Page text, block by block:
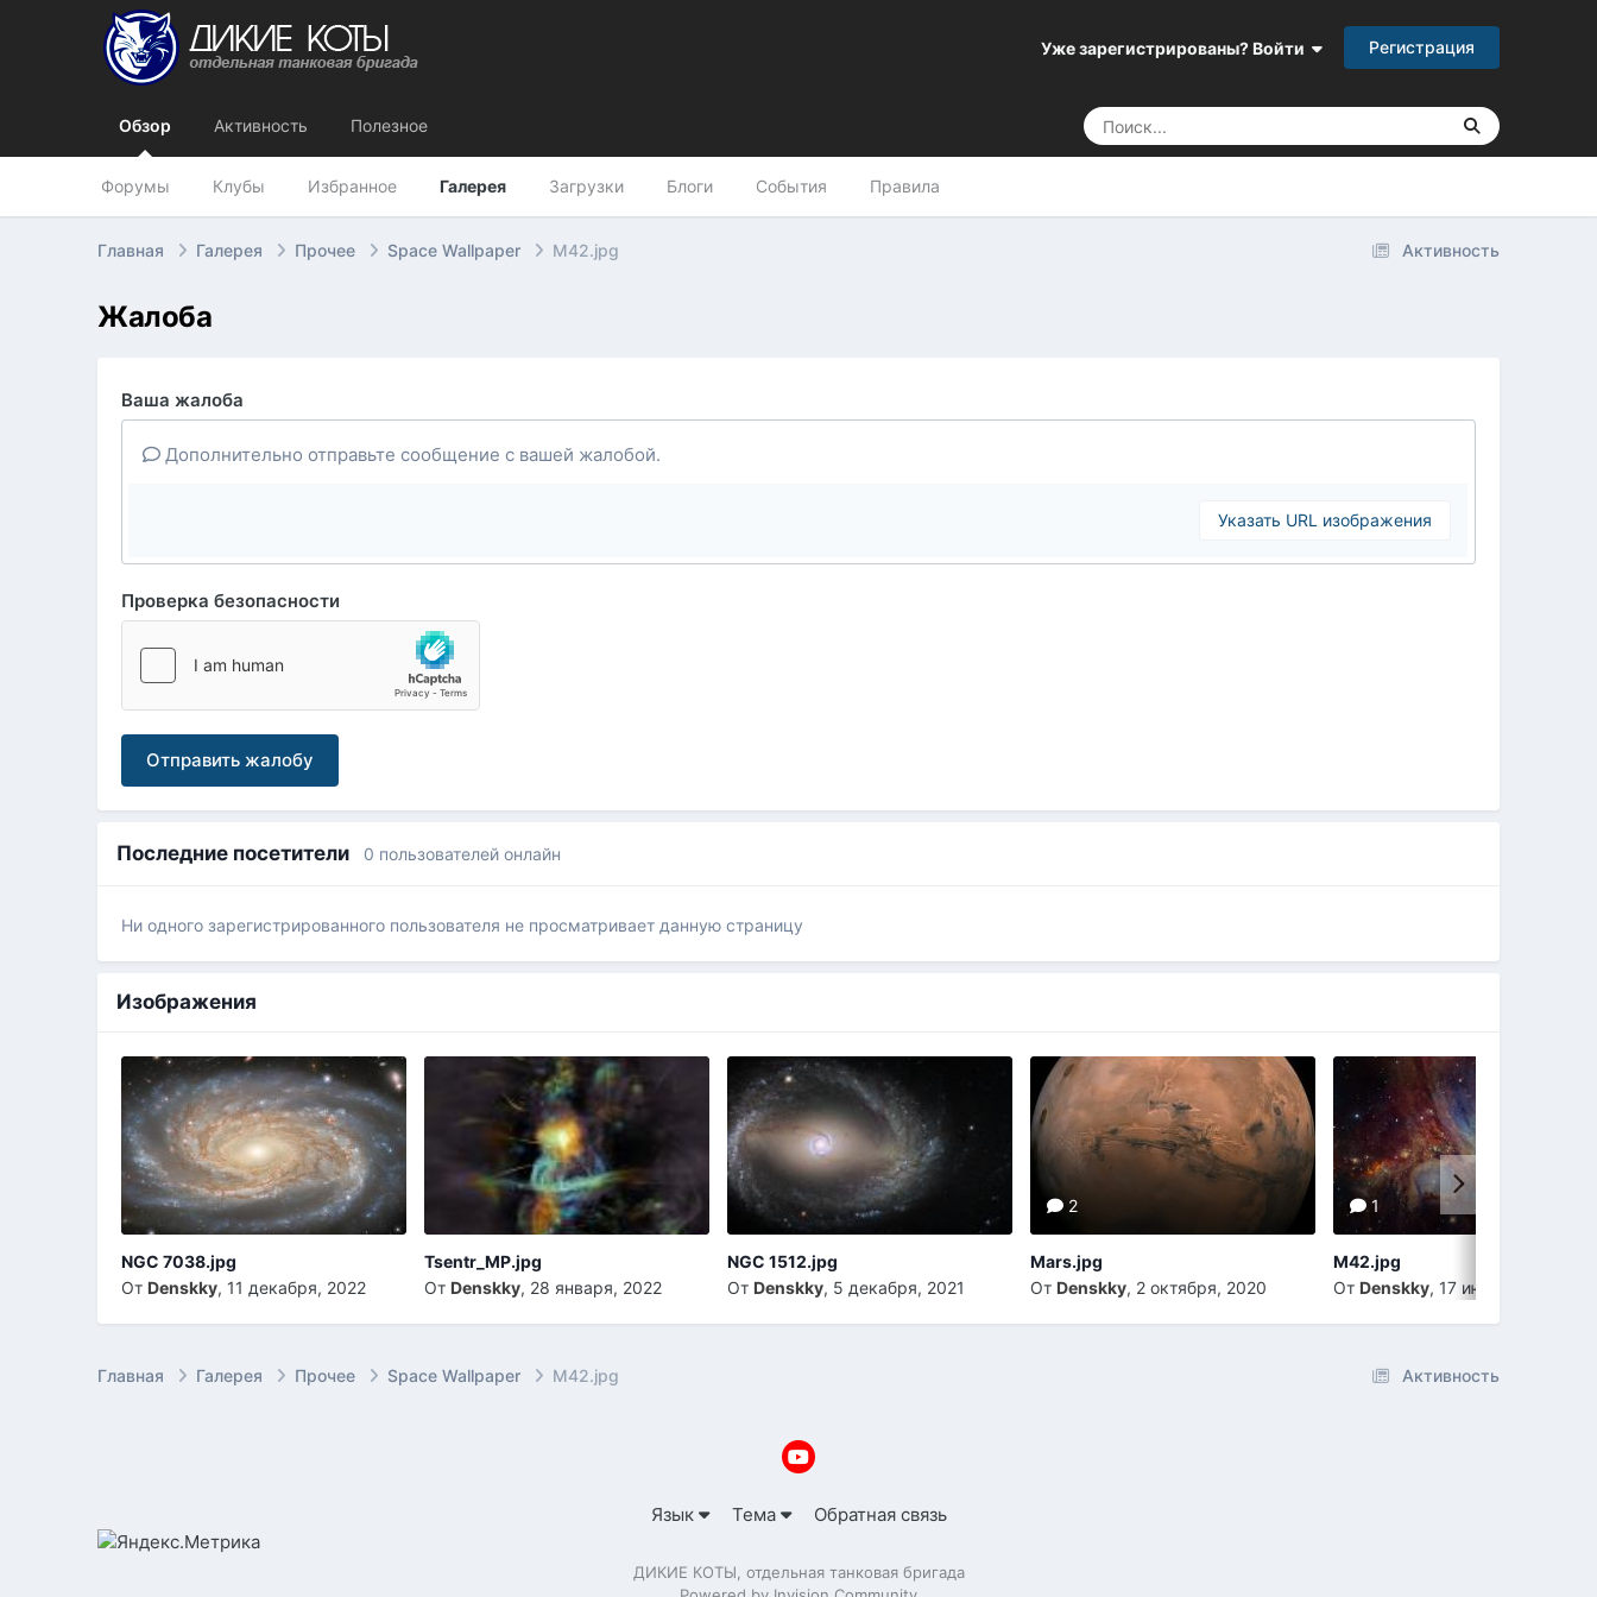
Уже зарегистрированы? Войти Регистрация
Обзор
Форумы Клубы Избранное Галерея Загрузки Блоги События Правила
Активность Полезное
Активность
Главная Галерея Прочее Space Wallpaper M42.jpg
Жалоба
Ваша жалоба
Дополнительно отправьте сообщение с вашей жалобой.
Указать URL изображения
Проверка безопасности
Отправить жалобу
Последние посетители 0 пользователей онлайн
Ни одного зарегистрированного пользователя не просматривает данную страницу
Изображения
NGC 7038.jpg
От Denskky, 11 декабря, 2022
Tsentr_MP.jpg
От Denskky, 28 января, 2022
NGC 1512.jpg
От Denskky, 5 декабря, 2021
2
Mars.jpg
От Denskky, 2 октября, 2020
1
M42.jpg
От Denskky, 17 июня, 2020
Активность
Главная Галерея Прочее Space Wallpaper M42.jpg
Язык Тема Обратная связь
ДИКИЕ КОТЫ, отдельная танковая бригада